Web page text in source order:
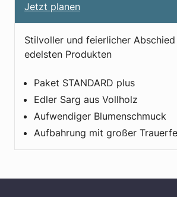
Jetzt planen
Stilvoller und feierlicher
edelsten Produkten
Paket STANDARD plus
Edler Sarg aus Vollholz
Aufwendiger Blumen­schmuck
Aufbahrung mit großer